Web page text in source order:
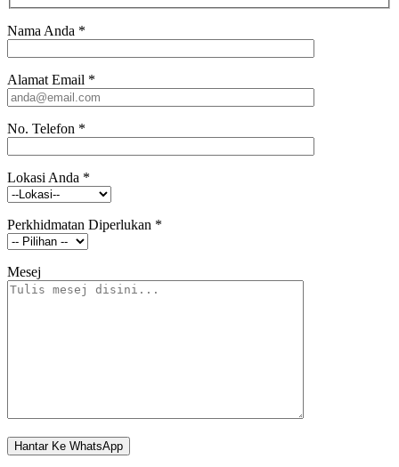
Nama Anda *
Alamat Email *
No. Telefon *
Lokasi Anda *
Perkhidmatan Diperlukan *
Mesej